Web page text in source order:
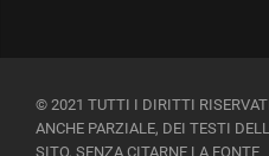
© 2021 TUTTI I DIRITTI
ANCHE PARZIALE, DEI TESTI
SITO, SENZA CITARNE LA FONTE